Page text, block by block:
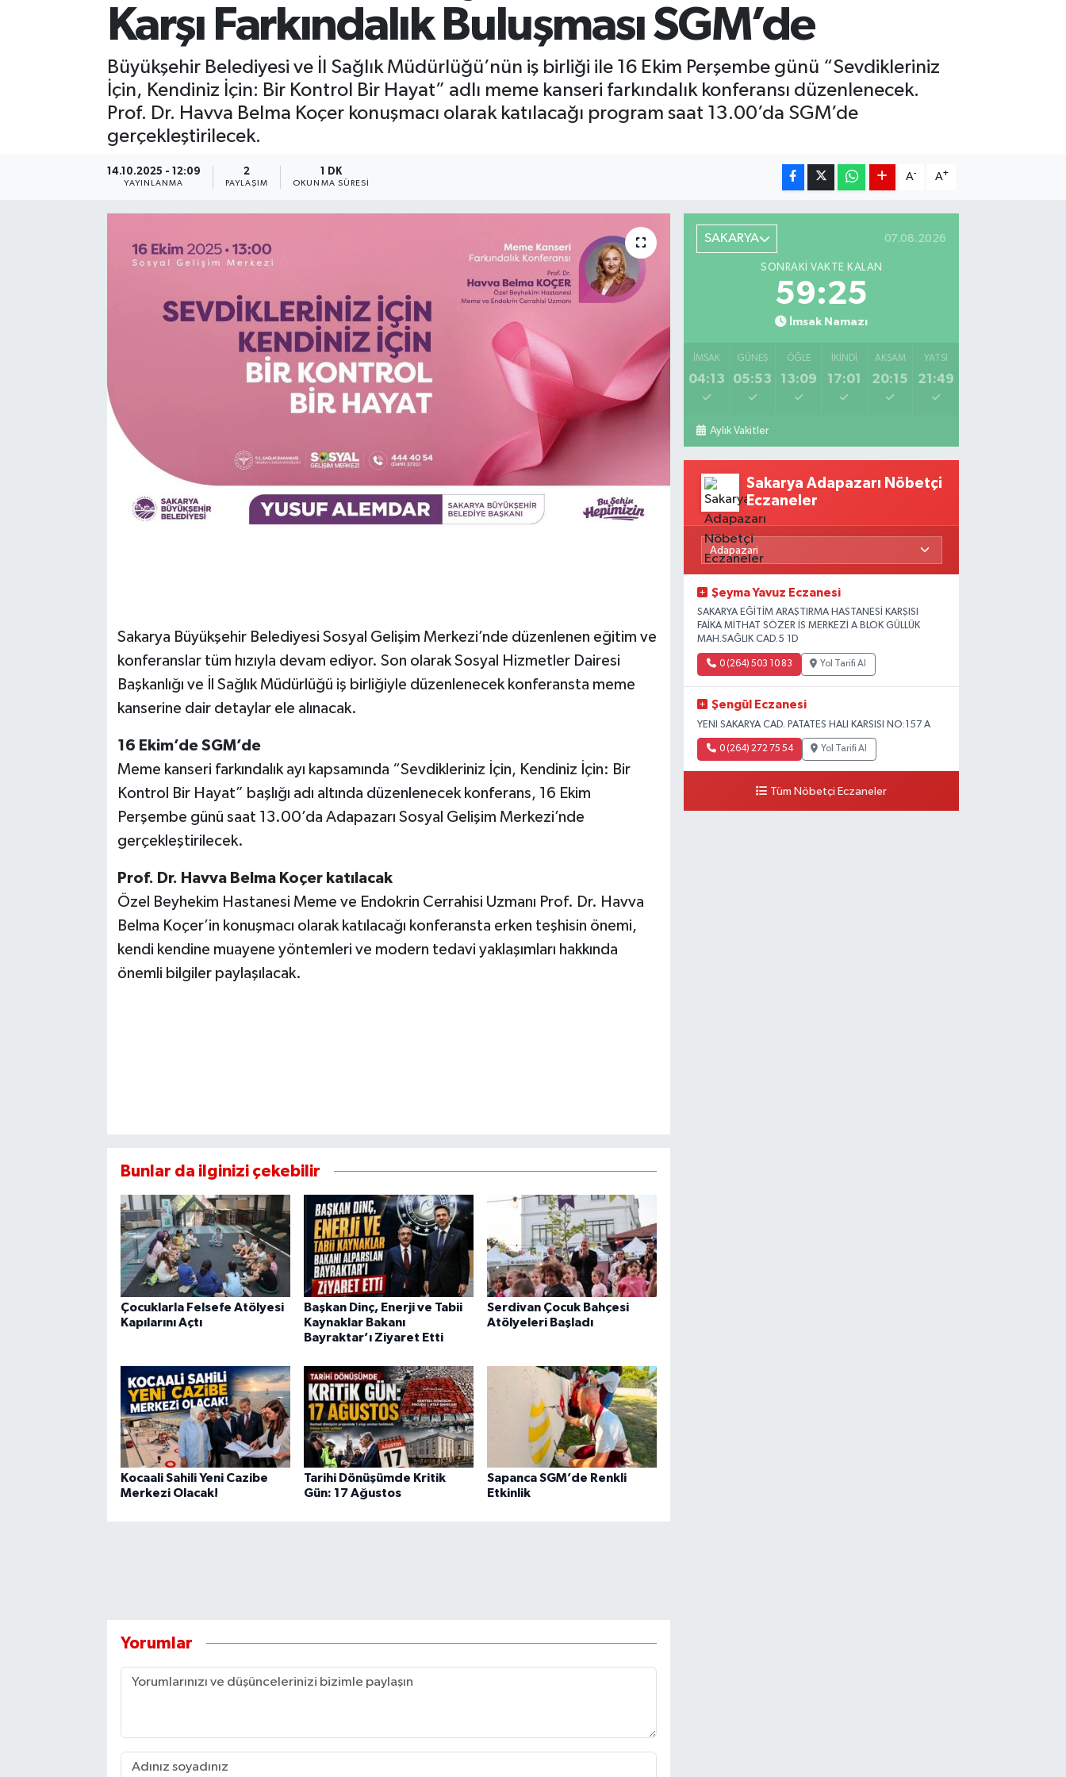
Karşı Farkındalık Buluşması SGM’de
Büyükşehir Belediyesi ve İl Sağlık Müdürlüğü’nün iş birliği ile 16 Ekim Perşembe günü “Sevdikleriniz
İçin, Kendiniz İçin: Bir Kontrol Bir Hayat” adlı meme kanseri farkındalık konferansı düzenlenecek.
Prof. Dr. Havva Belma Koçer konuşmacı olarak katılacağı program saat 13.00’da SGM’de
gerçekleştirilecek.
14.10.2025 - 12:09
YAYINLANMA
2
PAYLAŞIM
1 DK
OKUNMA SÜRESI
A- A+
Sakarya Büyükşehir Belediyesi Sosyal Gelişim Merkezi’nde düzenlenen eğitim ve
konferanslar tüm hızıyla devam ediyor. Son olarak Sosyal Hizmetler Dairesi
Başkanlığı ve İl Sağlık Müdürlüğü iş birliğiyle düzenlenecek konferansta meme
kanserine dair detaylar ele alınacak.
16 Ekim’de SGM’de
Meme kanseri farkındalık ayı kapsamında “Sevdikleriniz İçin, Kendiniz İçin: Bir
Kontrol Bir Hayat” başlığı adı altında düzenlenecek konferans, 16 Ekim
Perşembe günü saat 13.00’da Adapazarı Sosyal Gelişim Merkezi’nde
gerçekleştirilecek.
Prof. Dr. Havva Belma Koçer katılacak
Özel Beyhekim Hastanesi Meme ve Endokrin Cerrahisi Uzmanı Prof. Dr. Havva
Belma Koçer’in konuşmacı olarak katılacağı konferansta erken teşhisin önemi,
kendi kendine muayene yöntemleri ve modern tedavi yaklaşımları hakkında
önemli bilgiler paylaşılacak.
Bunlar da ilginizi çekebilir
Çocuklarla Felsefe Atölyesi
Kapılarını Açtı
Başkan Dinç, Enerji ve Tabii
Kaynaklar Bakanı
Bayraktar’ı Ziyaret Etti
Serdivan Çocuk Bahçesi
Atölyeleri Başladı
Kocaali Sahili Yeni Cazibe
Merkezi Olacak!
Tarihi Dönüşümde Kritik
Gün: 17 Ağustos
Sapanca SGM’de Renkli
Etkinlik
Yorumlar
SAKARYA 07.08.2026
SONRAKI VAKTE KALAN
59:24
İmsak Namazı
İMSAK
04:13
GÜNEŞ
05:53
ÖĞLE
13:09
İKINDI
17:01
AKŞAM
20:15
YATSI
21:49
Aylık Vakitler
Sakarya Adapazarı Nöbetçi
Eczaneler
Şeyma Yavuz Eczanesi
SAKARYA EĞİTİM ARAŞTIRMA HASTANESİ KARŞISI
FAİKA MİTHAT SÖZER İS MERKEZİ A BLOK GÜLLÜK
MAH.SAĞLIK CAD.5 1D
0 (264) 503 10 83 Yol Tarifi Al
Şengül Eczanesi
YENI SAKARYA CAD. PATATES HALI KARSISI NO:157 A
0 (264) 272 75 54 Yol Tarifi Al
Tüm Nöbetçi Eczaneler